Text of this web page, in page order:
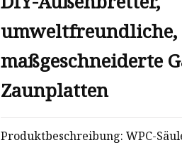
umweltfreundliche,
maßgeschneiderte
Zaunplatten
Produktbeschreibung: WPC-